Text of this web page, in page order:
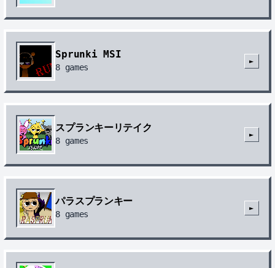
Sprunki MSI
8 games
►
スプランキーリテイク
8 games
►
パラスプランキー
8 games
►